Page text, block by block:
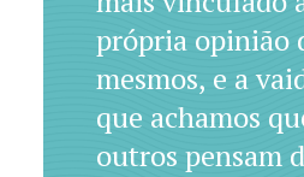
própria opinião
mesmos, e a
que achamos
outros pensam